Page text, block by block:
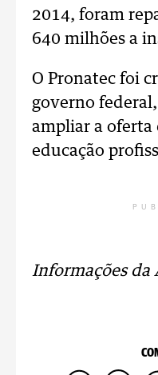
2014, foram
640 milhões a
O Pronatec foi
governo
ampliar a oferta
educação
Informações da